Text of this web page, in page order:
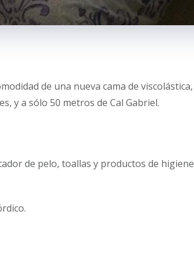
de una nueva cama de viscolástica,
y a sólo 50 metros de Cal Gabriel.
de pelo, toallas y productos de higiene